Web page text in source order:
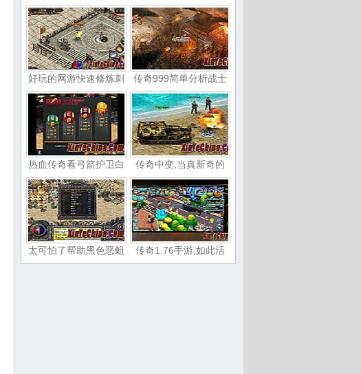
好玩的网游快速修炼刺 传奇999简单分析战士
热血传奇看弓箭护卫白 传奇中变,当真新奇的
太可怕了帮助黑色恶蛆 传奇1.76手游,如此活